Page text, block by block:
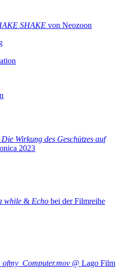
SHAKE von Neozoon
Die Wirkung des Geschützes auf
2023
while & Echo bei der Filmreihe
@ Lago Film